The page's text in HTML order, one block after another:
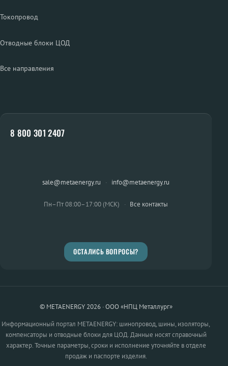
Токопровод
Отводные блоки ЦОД
Все направления
8 800 301 2407
sale@metaenergy.ru · info@metaenergy.ru
Пн–Пт 08:00–17:00 (МСК) · Все контакты
ОСТАЛИСЬ ВОПРОСЫ?
© METAENERGY 2026 · ООО «НПЦ Металлург»
Информационный портал METAENERGY: шинопровод, шины, изоляторы,
компенсаторы и отводные блоки для ЦОД. Данные носят справочный
характер. Точные параметры, сроки и исполнение уточняйте в отделе
продаж и паспорте изделия.